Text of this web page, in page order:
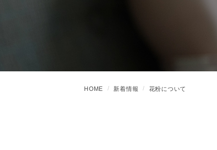
HOME 新着情報 花粉について